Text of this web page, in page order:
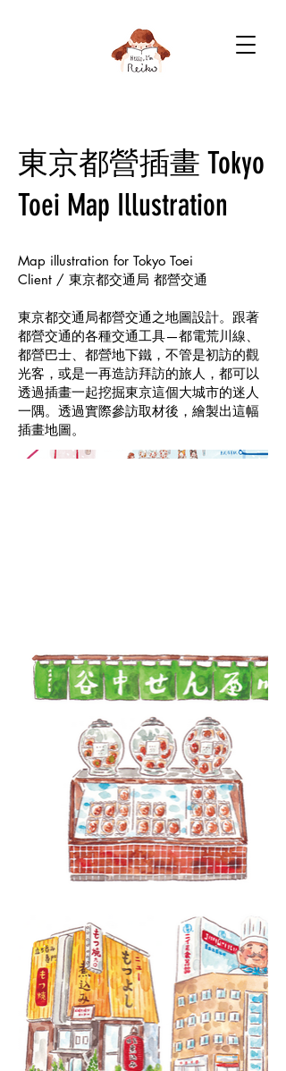
東京都營插畫 Tokyo
Toei Map Illustration
Map illustration for Tokyo Toei
Client / 東京都交通局 都營交通
東京都交通局都營交通之地圖設計。跟著
都營交通的各種交通工具—都電荒川線、
都營巴士、都營地下鐵，不管是初訪的觀
光客，或是一再造訪拜訪的旅人，都可以
透過插畫一起挖掘東京這個大城市的迷人
一隅。透過實際參訪取材後，繪製出這幅
插畫地圖。